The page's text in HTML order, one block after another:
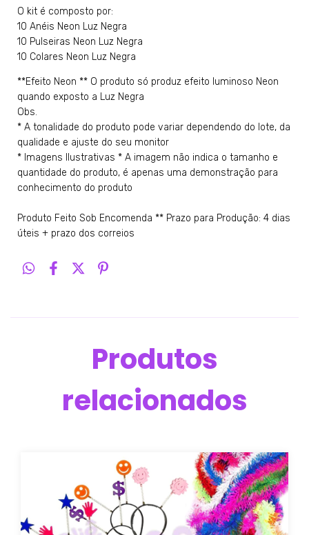
O kit é composto por:
10 Anéis Neon Luz Negra
10 Pulseiras Neon Luz Negra
10 Colares Neon Luz Negra
**Efeito Neon ** O produto só produz efeito luminoso Neon
quando exposto a Luz Negra
Obs.
* A tonalidade do produto pode variar dependendo do lote, da
qualidade e ajuste do seu monitor
* Imagens Ilustrativas * A imagem não indica o tamanho e
quantidade do produto, é apenas uma demonstração para
conhecimento do produto
Produto Feito Sob Encomenda ** Prazo para Produção: 4 dias
úteis + prazo dos correios
Produtos
relacionados